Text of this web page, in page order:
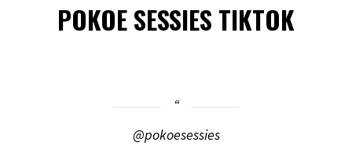
POKOE SESSIES TIKTOK
@pokoesessies